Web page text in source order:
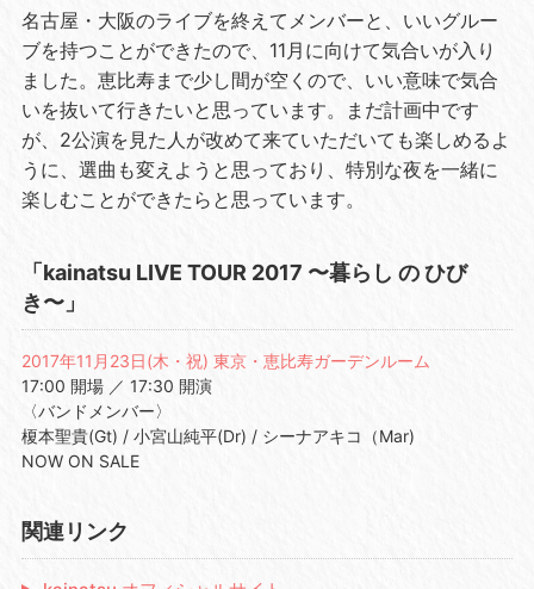
名古屋・大阪のライブを終えてメンバーと、いいグルー
ブを持つことができたので、11月に向けて気合いが入り
ました。恵比寿まで少し間が空くので、いい意味で気合
いを抜いて行きたいと思っています。まだ計画中です
が、2公演を見た人が改めて来ていただいても楽しめるよ
うに、選曲も変えようと思っており、特別な夜を一緒に
楽しむことができたらと思っています。
「kainatsu LIVE TOUR 2017 〜暮らし の ひび
き〜」
2017年11月23日(木・祝) 東京・恵比寿ガーデンルーム
17:00 開場 ／ 17:30 開演
〈バンドメンバー〉
榎本聖貴(Gt) / 小宮山純平(Dr) / シーナアキコ（Mar)
NOW ON SALE
関連リンク